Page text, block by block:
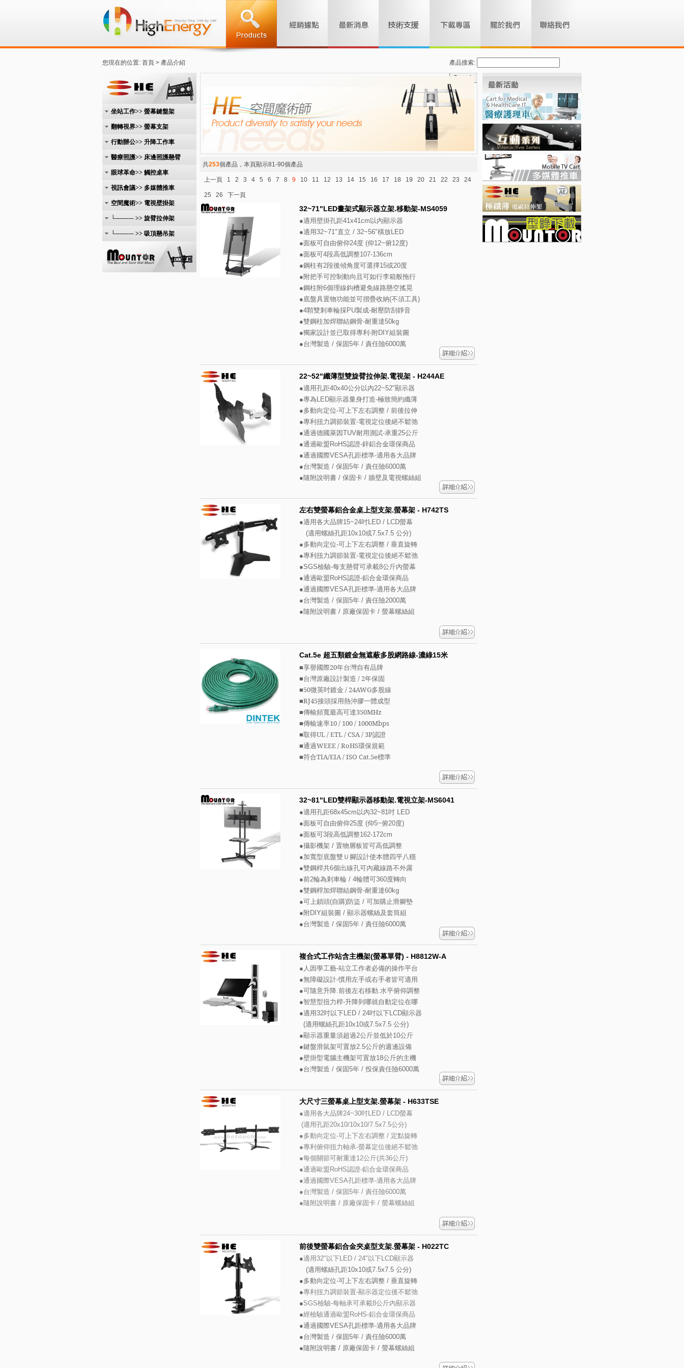
您現在的位置: 首頁 > 產品介紹 產品搜索:
坐站工作>> 螢幕鍵盤架
翻轉視界>> 螢幕支架
行動辦公>> 升降工作車
醫療照護>> 床邊照護懸臂
眼球革命>> 觸控桌車
視訊會議>> 多媒體推車
空間魔術>> 電視壁掛架
└──── >> 旋臂拉伸架
└──── >> 吸頂懸吊架
共253個產品，本頁顯示81-90個產品
上一頁 1 2 3 4 5 6 7 8 9 10 11 12 13 14 15 16 17 18 19 20 21 22 23 24
25 26 下一頁
32~71"LED畫架式顯示器立架.移動架-MS4059
●適用壁掛孔距41x41cm以內顯示器
●適用32~71"直立 / 32~56"橫放LED
●面板可自由俯仰24度 (仰12~俯12度)
●面板可4段高低調整107-136cm
●鋼柱有2段後傾角度可選擇15或20度
●附把手可控制動向且可如行李箱般拖行
●鋼柱附6個理線鈎槽避免線路懸空搖晃
●底盤具置物功能並可摺疊收納(不須工具)
●4顆雙剎車輪採PU製成-耐壓防刮靜音
●雙鋼柱加焊聯結鋼骨-耐重達50kg
●獨家設計並已取得專利-附DIY組裝圖
●台灣製造 / 保固5年 / 責任險6000萬
22~52"纖薄型雙旋臂拉伸架.電視架 - H244AE
●適用孔距40x40公分以內22~52"顯示器
●專為LED顯示器量身打造-極致簡約纖薄
●多動向定位-可上下左右調整 / 前後拉伸
●專利扭力調節裝置-電視定位後絕不鬆弛
●通過德國萊因TUV耐用測試-承重25公斤
●通過歐盟RoHS認證-鋅鋁合金環保商品
●通過國際VESA孔距標準-適用各大品牌
●台灣製造 / 保固5年 / 責任險6000萬
●隨附說明書 / 保固卡 / 牆壁及電視螺絲組
左右雙螢幕鋁合金桌上型支架.螢幕架 - H742TS
●適用各大品牌15~24吋LED / LCD螢幕
(適用螺絲孔距10x10或7.5x7.5 公分)
●多動向定位-可上下左右調整 / 垂直旋轉
●專利扭力調節裝置-電視定位後絕不鬆弛
●SGS檢驗-每支懸臂可承載8公斤內螢幕
●通過歐盟RoHS認證-鋁合金環保商品
●通過國際VESA孔距標準-適用各大品牌
●台灣製造 / 保固5年 / 責任險2000萬
●隨附說明書 / 原廠保固卡 / 螢幕螺絲組
Cat.5e 超五類鍍金無遮蔽多股網路線-濃綠15米
■享譽國際20年台灣自有品牌
■台灣原廠設計製造 / 2年保固
■50微英吋鍍金 / 24AWG多股線
■RJ45接頭採用熱沖膠一體成型
■傳輸頻寬最高可達350MHz
■傳輸速率10 / 100 / 1000Mbps
■取得UL / ETL / CSA / 3P認證
■通過WEEE / RoHS環保規範
■符合TIA/EIA / ISO Cat.5e標準
32~81"LED雙桿顯示器移動架.電視立架-MS6041
●適用孔距68x45cm以內32~81吋 LED
●面板可自由俯仰25度 (仰5~俯20度)
●面板可3段高低調整162-172cm
●攝影機架 / 置物層板皆可高低調整
●加寬型底盤雙Ｕ腳設計使本體四平八穩
●雙鋼桿共6個出線孔可內藏線路不外露
●前2輪為剎車輪 / 4輪體可360度轉向
●雙鋼桿加焊聯結鋼骨-耐重達60kg
●可上鎖頭(自購)防盜 / 可加購止滑腳墊
●附DIY組裝圖 / 顯示器螺絲及套筒組
●台灣製造 / 保固5年 / 責任險6000萬
複合式工作站含主機架(螢幕單臂) - H8812W-A
●人因學工藝-站立工作者必備的操作平台
●無障礙設計-慣用左手或右手者皆可適用
●可隨意升降.前後左右移動.水平俯仰調整
●智慧型扭力桿-升降到哪就自動定位在哪
●適用32吋以下LED / 24吋以下LCD顯示器
(適用螺絲孔距10x10或7.5x7.5 公分)
●顯示器重量須超過2公斤並低於10公斤
●鍵盤滑鼠架可置放2.5公斤的週邊設備
●壁掛型電腦主機架可置放18公斤的主機
●台灣製造 / 保固5年 / 投保責任險6000萬
大尺寸三螢幕桌上型支架.螢幕架 - H633TSE
●適用各大品牌24~30吋LED / LCD螢幕
(適用孔距20x10/10x10/7.5x7.5公分)
●多動向定位-可上下左右調整 / 定點旋轉
●專利俯仰扭力軸承-螢幕定位後絕不鬆弛
●每個關節可耐重達12公斤(共36公斤)
●通過歐盟RoHS認證-鋁合金環保商品
●通過國際VESA孔距標準-適用各大品牌
●台灣製造 / 保固5年 / 責任險6000萬
●隨附說明書 / 原廠保固卡 / 螢幕螺絲組
前後雙螢幕鋁合金夾桌型支架.螢幕架 - H022TC
●適用32"以下LED / 24"以下LCD顯示器
(適用螺絲孔距10x10或7.5x7.5 公分)
●多動向定位-可上下左右調整 / 垂直旋轉
●專利扭力調節裝置-顯示器定位後不鬆弛
●SGS檢驗-每軸承可承載8公斤內顯示器
●經檢驗通過歐盟RoHS-鋁合金環保商品
●通過國際VESA孔距標準-適用各大品牌
●台灣製造 / 保固5年 / 責任險6000萬
●隨附說明書 / 原廠保固卡 / 螢幕螺絲組